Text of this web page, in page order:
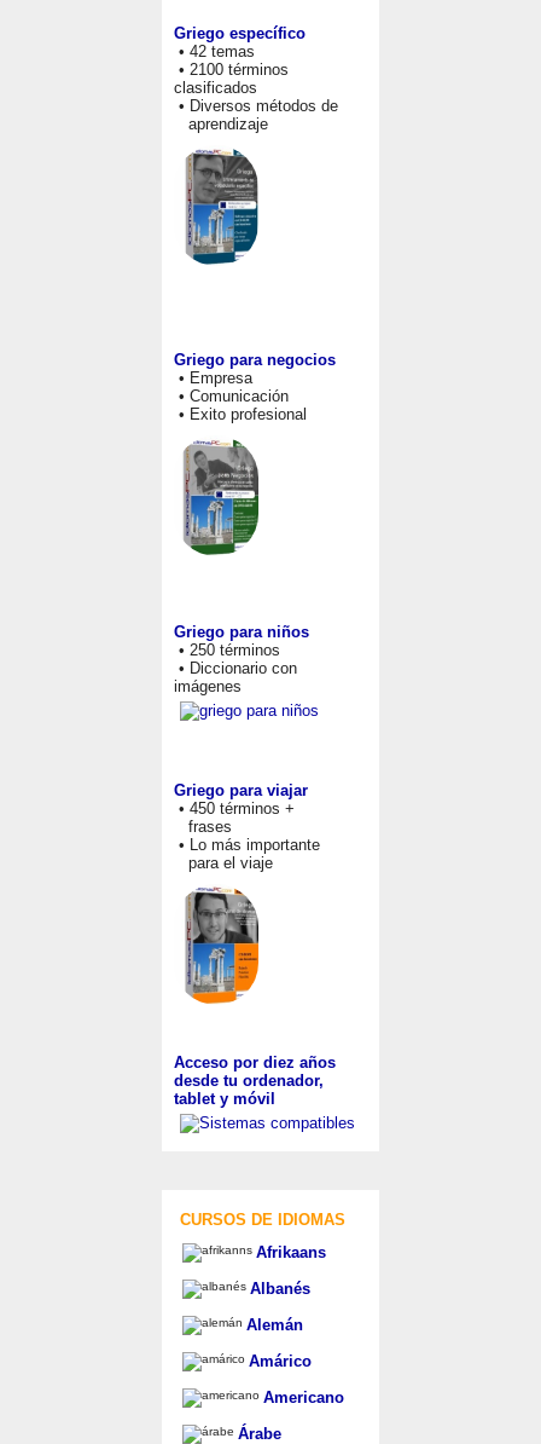
Griego específico
• 42 temas
• 2100 términos
clasificados
• Diversos métodos de
aprendizaje
Griego para negocios
• Empresa
• Comunicación
• Exito profesional
Griego para niños
• 250 términos
• Diccionario con
imágenes
Griego para viajar
• 450 términos +
frases
• Lo más importante
para el viaje
Acceso por diez años
desde tu ordenador,
tablet y móvil
CURSOS DE IDIOMAS
Afrikaans
Albanés
Alemán
Amárico
Americano
Árabe